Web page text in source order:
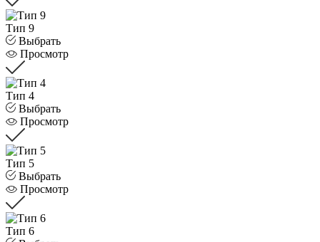
Тип 9
Выбрать
Просмотр
Тип 4
Выбрать
Просмотр
Тип 5
Выбрать
Просмотр
Тип 6